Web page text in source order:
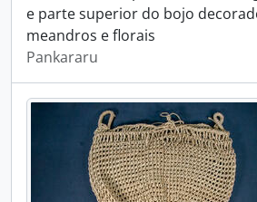
e parte superior do bojo
meandros e florais
Pankararu